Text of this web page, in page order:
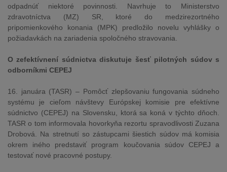
odpadnúť niektoré povinnosti. Navrhuje to Ministerstvo
zdravotníctva (MZ) SR, ktoré do medzirezortného
pripomienkového konania (MPK) predložilo novelu vyhlášky o
požiadavkách na zariadenia spoločného stravovania.
O zefektívnení súdnictva diskutuje šesť pilotných súdov s
odborníkmi CEPEJ
16. januára (TASR) – Pomôcť zlepšovaniu fungovania súdneho
systému je cieľom návštevy Európskej komisie pre efektívne
súdnictvo (CEPEJ) na Slovensku, ktorá sa koná v týchto dňoch.
TASR o tom informovala hovorkyňa rezortu spravodlivosti Zuzana
Drobová. Na stretnutí so zástupcami šiestich súdov má komisia
okrem iného predstaviť program koučovania súdov CEPEJ a
testovať nové pracovné postupy.